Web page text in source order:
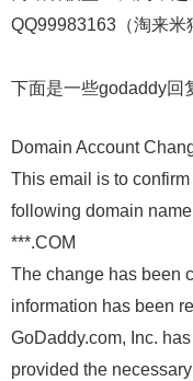
QQ99983163（淘来米
下面是一些godaddy回
Domain Account
This email is to
following domain
***.COM
The change has been
information has been
GoDaddy.com, Inc.
provided the